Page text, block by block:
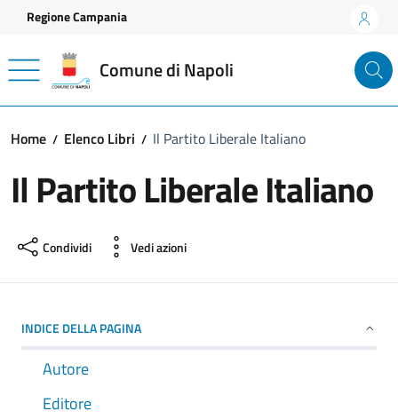
Vai ai contenuti
Vai al footer
Regione Campania
Comune di Napoli
Home Elenco Libri Il Partito Liberale Italiano
Il Partito Liberale Italiano
Condividi Vedi azioni
INDICE DELLA PAGINA
Autore
Editore